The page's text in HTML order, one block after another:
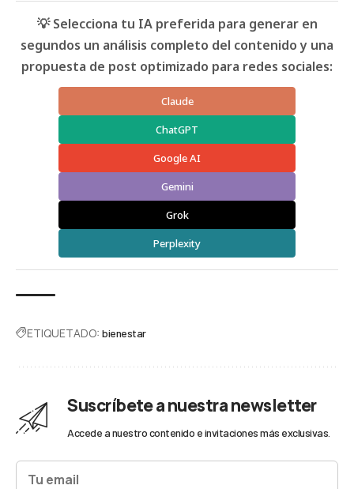
💡 Selecciona tu IA preferida para generar en
segundos un análisis completo del contenido y una
propuesta de post optimizado para redes sociales:
Claude
ChatGPT
Google AI
Gemini
Grok
Perplexity
ETIQUETADO: bienestar
Suscríbete a nuestra newsletter
Accede a nuestro contenido e invitaciones más exclusivas.